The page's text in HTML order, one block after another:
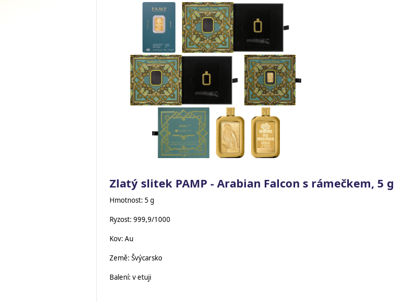
Zlatý slitek PAMP - Arabian Falcon s rámečkem, 5 g
Hmotnost: 5 g
Ryzost: 999,9/1000
Kov: Au
Země: Švýcarsko
Balení: v etuji